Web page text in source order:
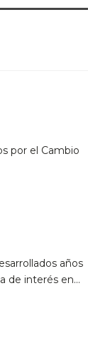
por el Cambio
años
de interés en…